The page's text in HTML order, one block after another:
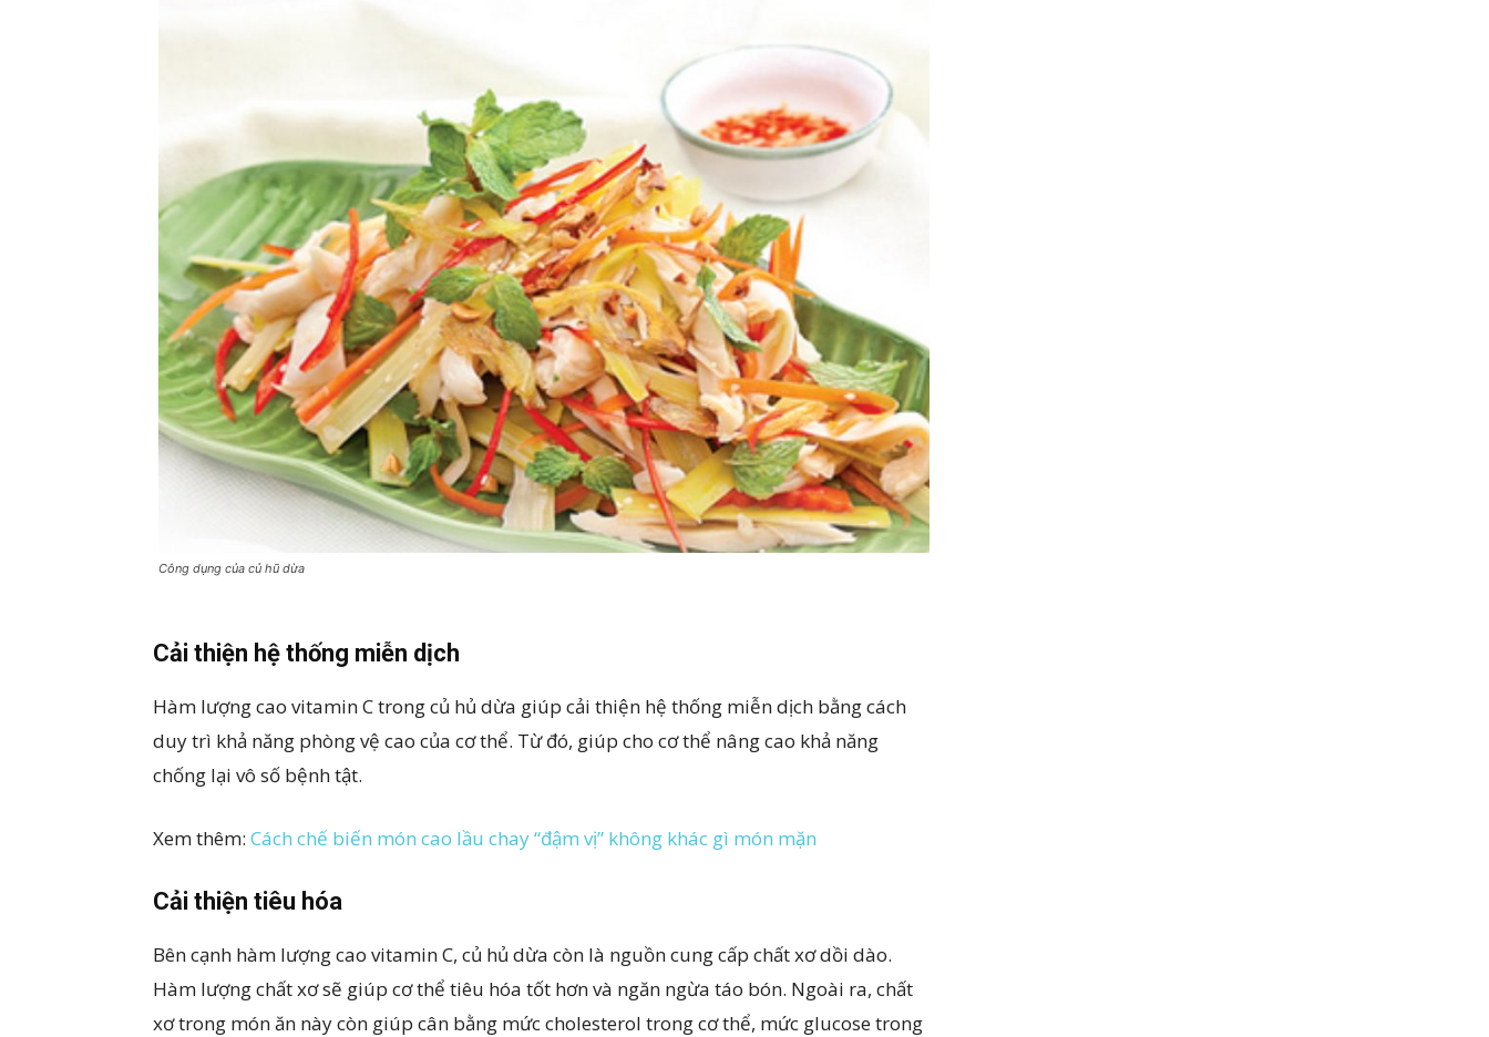
Công dụng của củ hũ dừa
Cải thiện hệ thống miễn dịch
Hàm lượng cao vitamin C trong củ hủ dừa giúp cải thiện hệ thống miễn dịch bằng cách
duy trì khả năng phòng vệ cao của cơ thể. Từ đó, giúp cho cơ thể nâng cao khả năng
chống lại vô số bệnh tật.
Xem thêm: Cách chế biến món cao lầu chay “đậm vị” không khác gì món mặn
Cải thiện tiêu hóa
Bên cạnh hàm lượng cao vitamin C, củ hủ dừa còn là nguồn cung cấp chất xơ dồi dào.
Hàm lượng chất xơ sẽ giúp cơ thể tiêu hóa tốt hơn và ngăn ngừa táo bón. Ngoài ra, chất
xơ trong món ăn này còn giúp cân bằng mức cholesterol trong cơ thể, mức glucose trong